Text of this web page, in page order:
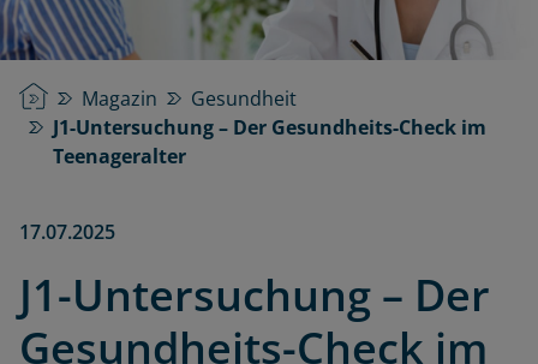
StartseiteMagazin
Gesundheit
J1-Untersuchung – Der Gesundheits-Check im
Teenageralter
17.07.2025
J1-Untersuchung – Der
Gesundheits-Check im